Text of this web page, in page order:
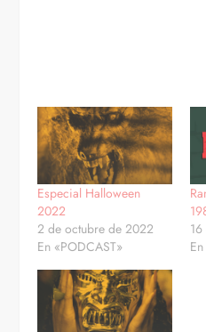
Especial Halloween
2022
2 de octubre de 2022
En «PODCAST»